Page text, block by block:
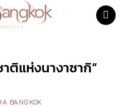
ติแห่งนางาซากิ”
BANGKOK